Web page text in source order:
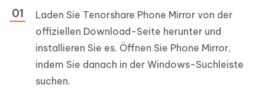
Laden Sie Tenorshare Phone Mirror von der
offiziellen Download-Seite herunter und
installieren Sie es. Öffnen Sie Phone Mirror,
indem Sie danach in der Windows-Suchleiste
suchen.